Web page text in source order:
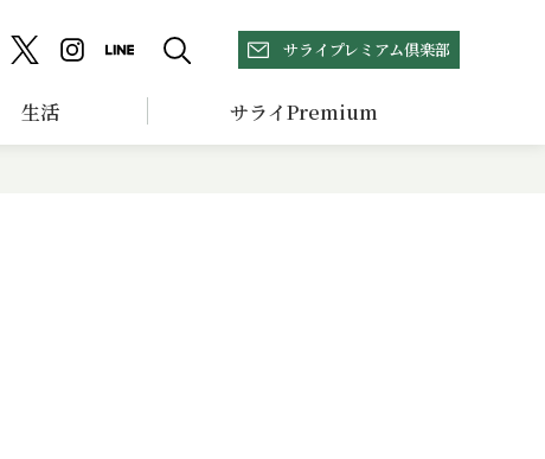
サライプレミアム倶楽部
生活 サライPremium